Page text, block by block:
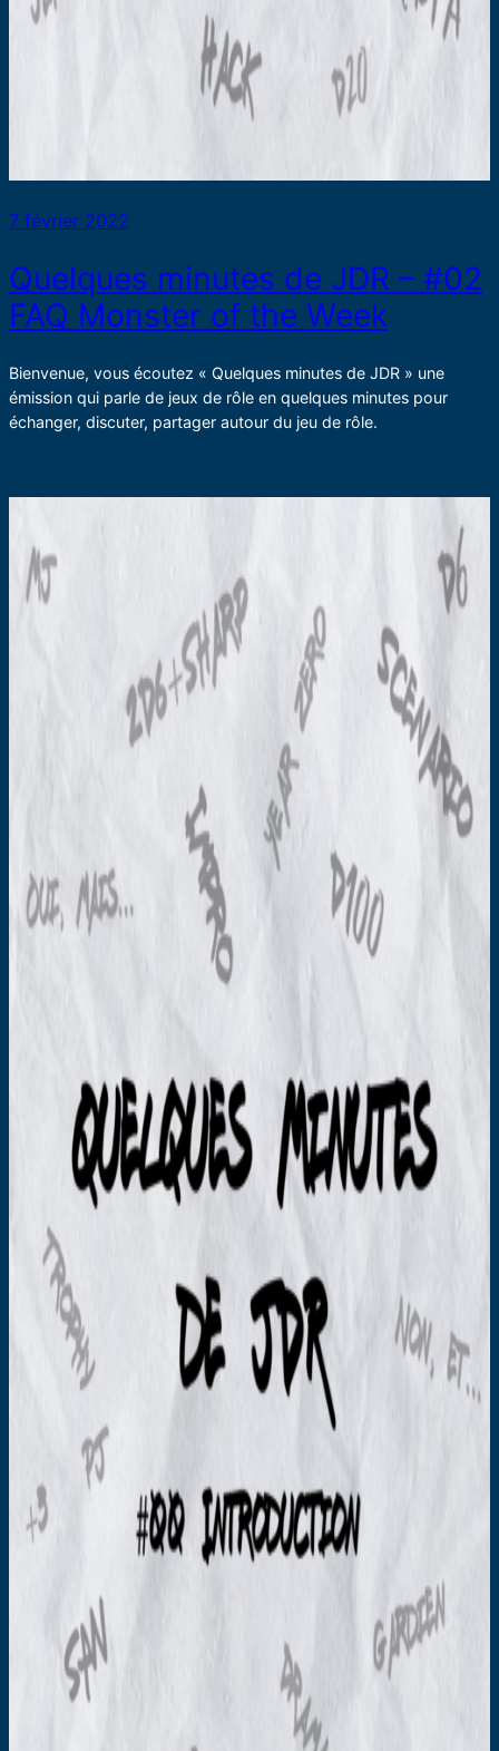
7 février 2022
Quelques minutes de JDR – #02
FAQ Monster of the Week
Bienvenue, vous écoutez « Quelques minutes de JDR » une
émission qui parle de jeux de rôle en quelques minutes pour
échanger, discuter, partager autour du jeu de rôle.